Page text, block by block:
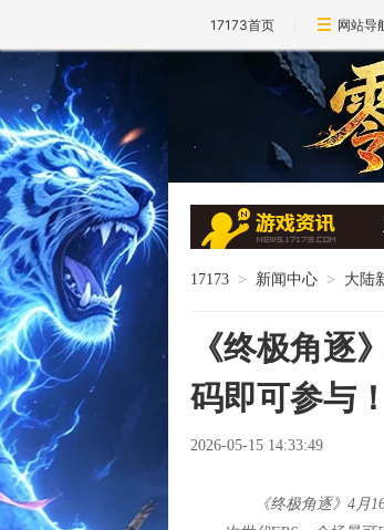
17173首页 网站导
17173 > 新闻中心 > 大陆
《终极角逐
码即可参与！
2026-05-15 14:33:49
《终极角逐》4月